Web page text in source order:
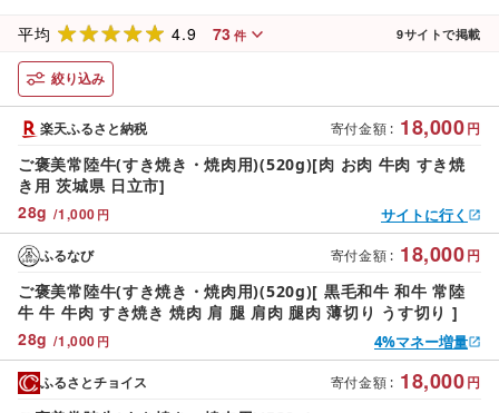
平均 4.9 73 件 9サイトで掲載
絞り込み
寄付金額 : 18,000円
28g /1,000 円
楽天ふるさと納税
ご褒美常陸牛(すき焼き・焼肉用)(520g)[肉 お肉 牛肉 すき焼
き用 茨城県 日立市]
サイトに行く
寄付金額 : 18,000円
28g /1,000 円
ふるなび
ご褒美常陸牛(すき焼き・焼肉用)(520g)[ 黒毛和牛 和牛 常陸
牛 牛 牛肉 すき焼き 焼肉 肩 腿 肩肉 腿肉 薄切り うす切り ]
4%マネー増量
寄付金額 : 18,000円
ふるさとチョイス